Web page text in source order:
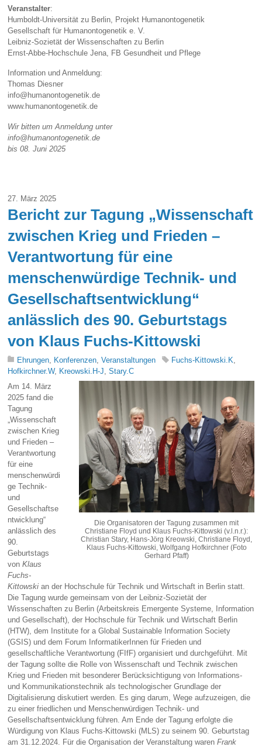
Veranstalter:
Humboldt-Universität zu Berlin, Projekt Humanontogenetik
Gesellschaft für Humanontogenetik e. V.
Leibniz-Sozietät der Wissenschaften zu Berlin
Ernst-Abbe-Hochschule Jena, FB Gesundheit und Pflege
Information und Anmeldung:
Thomas Diesner
info@humanontogenetik.de
www.humanontogenetik.de
Wir bitten um Anmeldung unter
info@humanontogenetik.de
bis 08. Juni 2025
27. März 2025
Bericht zur Tagung „Wissenschaft
zwischen Krieg und Frieden –
Verantwortung für eine
menschenwürdige Technik- und
Gesellschaftsentwicklung“
anlässlich des 90. Geburtstags
von Klaus Fuchs-Kittowski
Ehrungen Konferenzen ,Veranstaltungen Fuchs-Kittowski.K
Hofkirchner.W, Kreowski.H-J ,Stary.C
Die Organisatoren der Tagung zusammen mit
Christiane Floyd und Klaus Fuchs-Kittowski (v.l.n.r.):
Christian Stary, Hans-Jörg Kreowski, Christiane Floyd,
Klaus Fuchs-Kittowski, Wolfgang Hofkirchner (Foto
Gerhard Pfaff)
Am 14. März
2025 fand die
Tagung
„Wissenschaft
zwischen Krieg
und Frieden –
Verantwortung
für eine
menschenwürdi
ge Technik-
und
Gesellschaftse
ntwicklung“
anlässlich des
90.
Geburtstags
vonKlaus
Fuchs-
Kittowski an der Hochschule für Technik und Wirtschaft in Berlin statt.
Die Tagung wurde gemeinsam von der Leibniz-Sozietät der
Wissenschaften zu Berlin (Arbeitskreis Emergente Systeme, Information
und Gesellschaft), der Hochschule für Technik und Wirtschaft Berlin
(HTW), dem Institute for a Global Sustainable Information Society
(GSIS) und dem Forum InformatikerInnen für Frieden und
gesellschaftliche Verantwortung (FIfF) organisiert und durchgeführt. Mit
der Tagung sollte die Rolle von Wissenschaft und Technik zwischen
Krieg und Frieden mit besonderer Berücksichtigung von Informations-
und Kommunikationstechnik als technologischer Grundlage der
Digitalisierung diskutiert werden. Es ging darum, Wege aufzuzeigen, die
zu einer friedlichen und Menschenwürdigen Technik- und
Gesellschaftsentwicklung führen. Am Ende der Tagung erfolgte die
Würdigung von Klaus Fuchs-Kittowski (MLS) zu seinem 90. Geburtstag
am 31.12.2024. Für die Organisation der Veranstaltung warenFrank